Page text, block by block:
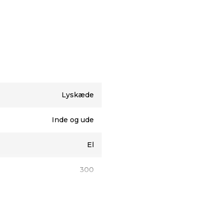
brug
Lyskæde
Inde og ude
El
300